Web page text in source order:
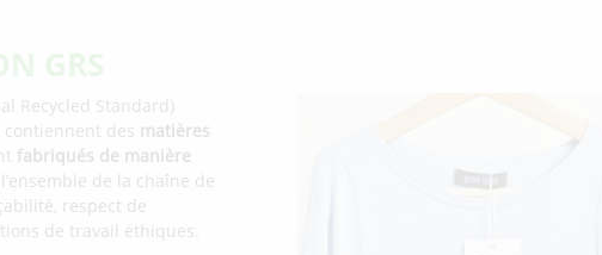
Recycled Standard)
des matières
fabriqués de manière
l’ensemble de la chaîne de
respect de
de travail éthiques.